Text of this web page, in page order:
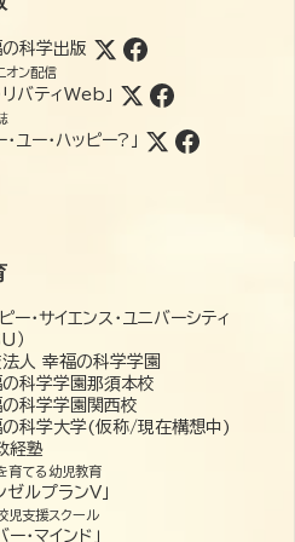
科学出版
オン配信
・リバティWeb」
・ユー・ハッピー?」
ー・サイエンス・ユニバーシティ
）
人 幸福の科学学園
科学学園那須本校
科学学園関西校
の科学大学(仮称/現在構想中)
経塾
育てる幼児教育
ンゼルプランV」
児支援スクール
ー・マインド」